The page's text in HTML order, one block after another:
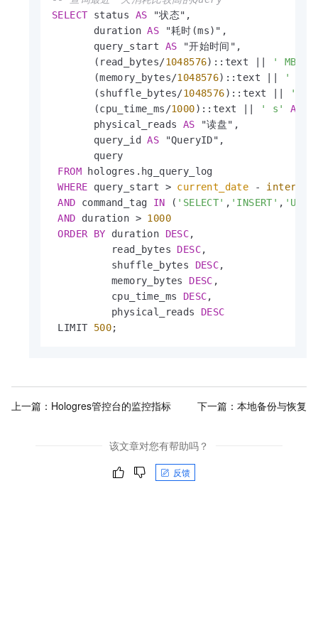
SELECT status AS "状态",
       duration
AS "耗时(ms)",
       query_start
AS "开始时间",
       (read_bytes
/1048576)::text ' MB'
       (memory_bytes
/1048576)::text
' MB'
       (shuffle_bytes
/1048576)::text
'
       (cpu_time_ms
/1000)::text ' s' AS
       physical_reads
AS "读盘",
       query_id
AS "QueryID",
       query
FROM hologres.hg_query_log
WHERE query_start > current_date - interval
AND command_tag IN ( 'SELECT' , 'INSERT' ,
AND duration > 1000
ORDER BY duration DESC,
          read_bytes
DESC,
          shuffle_bytes
DESC,
          memory_bytes
DESC ,
          cpu_time_ms
DESC,
          physical_reads
DESC
LIMIT 500;
上一篇： Hologres管控台的监控指标 下一篇： 本地备份与恢复
该文章对您有帮助吗？
反馈